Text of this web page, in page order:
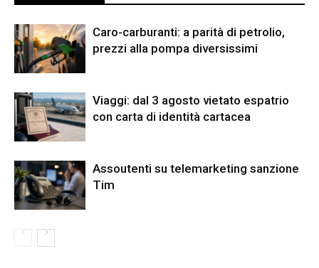
Caro-carburanti: a parità di petrolio,
prezzi alla pompa diversissimi
Viaggi: dal 3 agosto vietato espatrio
con carta di identità cartacea
Assoutenti su telemarketing sanzione
Tim